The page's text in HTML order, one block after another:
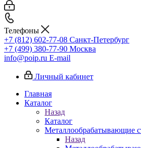
Телефоны
+7 (812) 602-77-08 Санкт-Петербург
+7 (499) 380-77-90 Москва
info@poip.ru E-mail
Личный кабинет
Главная
Каталог
Назад
Каталог
Металлообрабатывающие
Назад